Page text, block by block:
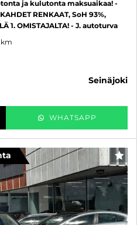
ja kulutonta maksuaikaa! -
RENKAAT, SoH 93%,
1. OMISTAJALTA! - J. autoturva
seinäjoki
WHATSAPP